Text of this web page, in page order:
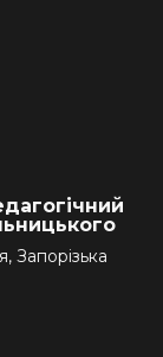
Запорізька